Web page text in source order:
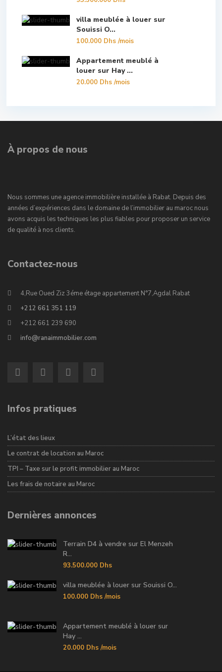
villa meublée à louer sur
Souissi O...
100.000 Dhs/mois
Appartement meublé à
louer sur Hay ...
20.000 Dhs/mois
À propos de nous
Nous sommes une agence immobilière installée à Rabat. Depuis des
années d’expériences dans le domaine de l’immobilier au maroc nous
avons acquis les techniques les plus fiables pour proposer un service
de qualité à nos clients.
Contactez-nous
4,Rue Oued Ziz 3éme étage appartement N°7,Agdal Rabat
+212 661 351 119
+212 661 239 690
info@ranaimmobilier.com
Infos pratiques
L’état des lieux
Le contrat de location au Maroc
TPI – Taxe sur le profit immobilier au Maroc
Les frais de notaire au Maroc
Dernières annonces
Terrain D4 à vendre sur El Menzeh
R...
93.500.000 Dhs
villa meublée à louer sur Souissi O...
100.000 Dhs /mois
Appartement meublé à louer sur
Hay ...
20.000 Dhs /mois